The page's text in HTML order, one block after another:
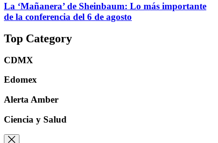
La ‘Mañanera’ de Sheinbaum: Lo más importante
de la conferencia del 6 de agosto
Top Category
CDMX
Edomex
Alerta Amber
Ciencia y Salud